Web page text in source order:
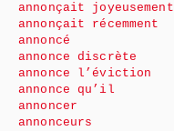
annonçait joyeusement
annonçait récemment
annoncé
annonce discrète
annonce l’éviction
annonce qu’il
annoncer
annonceurs